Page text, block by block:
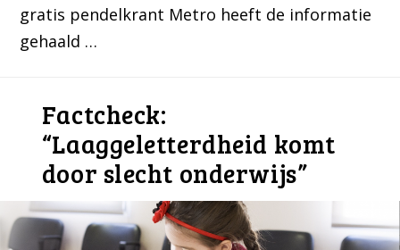
gratis pendelkrant Metro heeft de informatie
gehaald …
Factcheck:
“Laaggeletterdheid komt
door slecht onderwijs”